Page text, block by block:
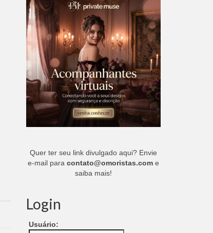
Quer ter seu link divulgado aqui? Envie
e-mail para contato@omoristas.come
saiba mais!
Login
Usuário: